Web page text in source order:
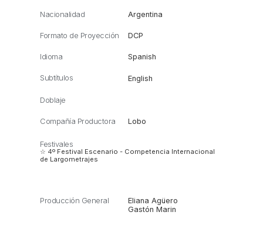
Nacionalidad Argentina
Formato de Proyección DCP
Idioma Spanish
Subtítulos English
Doblaje
Compañía Productora Lobo
Festivales
☆ 4º Festival Escenario - Competencia Internacional
de Largometrajes
Producción General
Eliana Agüero
Gastón Marin